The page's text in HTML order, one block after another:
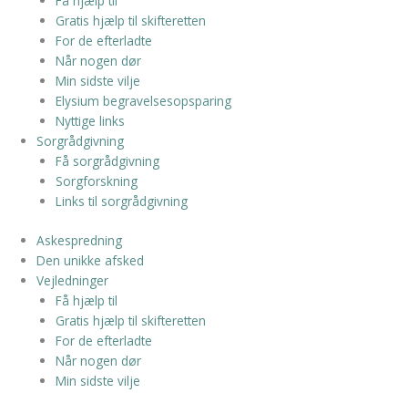
Gratis hjælp til skifteretten
For de efterladte
Når nogen dør
Min sidste vilje
Elysium begravelsesopsparing
Nyttige links
Sorgrådgivning
Få sorgrådgivning
Sorgforskning
Links til sorgrådgivning
Askespredning
Den unikke afsked
Vejledninger
Få hjælp til
Gratis hjælp til skifteretten
For de efterladte
Når nogen dør
Min sidste vilje